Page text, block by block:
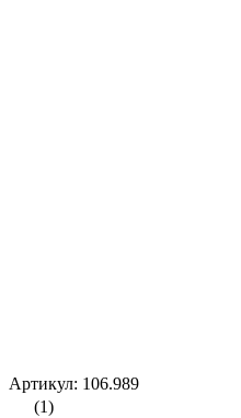
Артикул: 106.989
(1)